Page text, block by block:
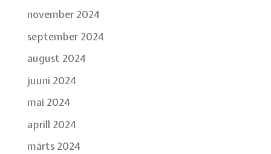
november 2024
september 2024
august 2024
juuni 2024
mai 2024
aprill 2024
märts 2024